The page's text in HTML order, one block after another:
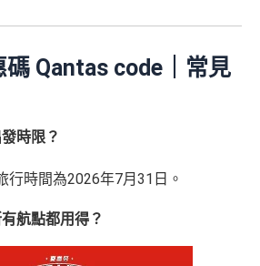
Qantas code｜常見
時限？
行時間為2026年7月31日。
航點都用得？